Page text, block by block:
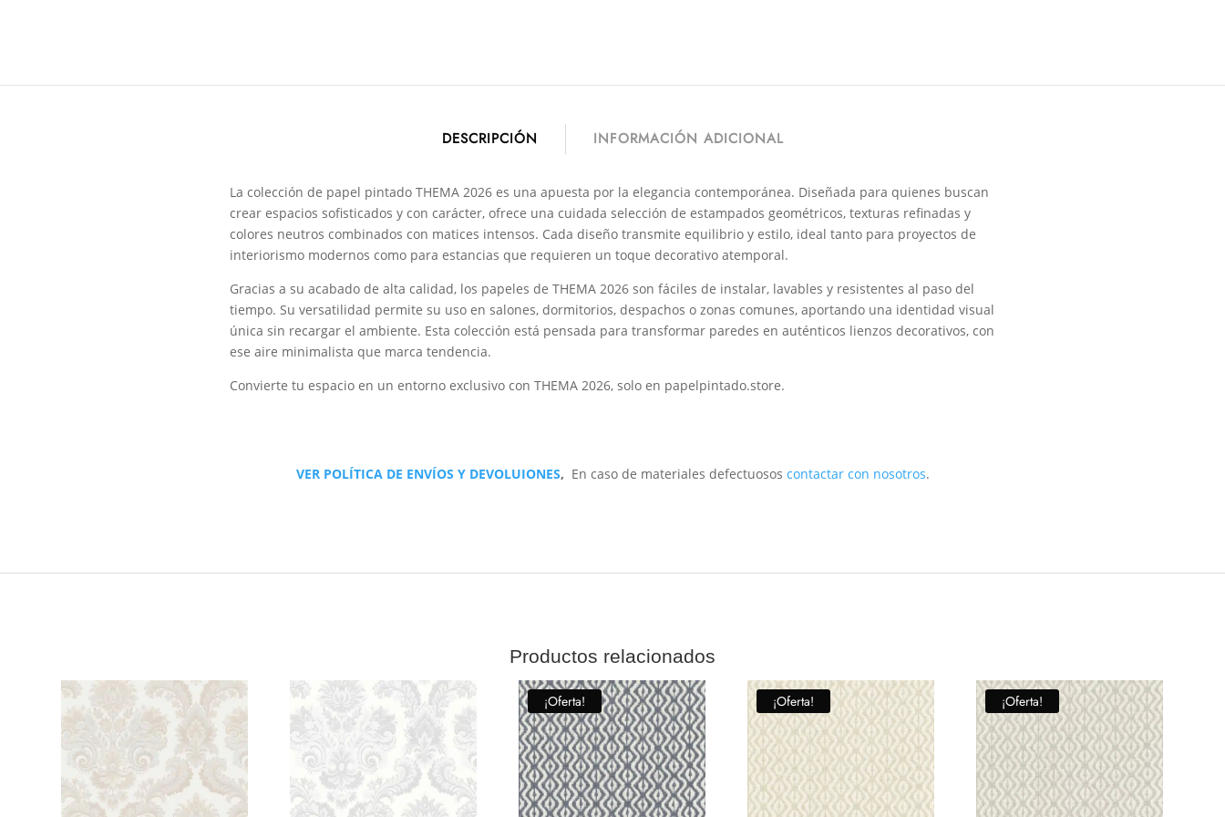
DESCRIPCIÓN INFORMACIÓN ADICIONAL
La colección de papel pintado THEMA 2026 es una apuesta por la elegancia contemporánea. Diseñada para quienes buscan
crear espacios sofisticados y con carácter, ofrece una cuidada selección de estampados geométricos, texturas refinadas y
colores neutros combinados con matices intensos. Cada diseño transmite equilibrio y estilo, ideal tanto para proyectos de
interiorismo modernos como para estancias que requieren un toque decorativo atemporal.
Gracias a su acabado de alta calidad, los papeles de THEMA 2026 son fáciles de instalar, lavables y resistentes al paso del
tiempo. Su versatilidad permite su uso en salones, dormitorios, despachos o zonas comunes, aportando una identidad visual
única sin recargar el ambiente. Esta colección está pensada para transformar paredes en auténticos lienzos decorativos, con
ese aire minimalista que marca tendencia.
Convierte tu espacio en un entorno exclusivo con THEMA 2026, solo en papelpintado.store.
VER POLÍTICA DE ENVÍOS Y DEVOLUIONES, En caso de materiales defectuosos contactar con nosotros.
Productos relacionados
¡Oferta! ¡Oferta! ¡Oferta!